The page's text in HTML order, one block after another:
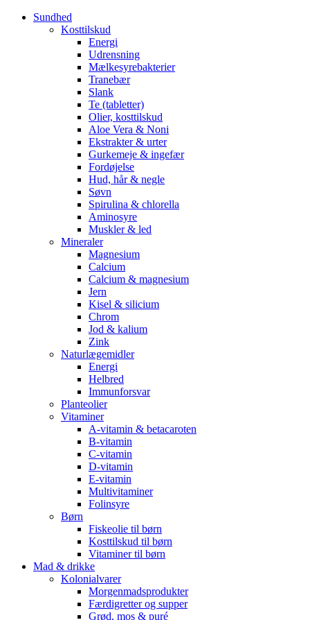
Sundhed
Kosttilskud
Energi
Udrensning
Mælkesyrebakterier
Tranebær
Slank
Te (tabletter)
Olier, kosttilskud
Aloe Vera & Noni
Ekstrakter & urter
Gurkemeje & ingefær
Fordøjelse
Hud, hår & negle
Søvn
Spirulina & chlorella
Aminosyre
Muskler & led
Mineraler
Magnesium
Calcium
Calcium & magnesium
Jern
Kisel & silicium
Chrom
Jod & kalium
Zink
Naturlægemidler
Energi
Helbred
Immunforsvar
Planteolier
Vitaminer
A-vitamin & betacaroten
B-vitamin
C-vitamin
D-vitamin
E-vitamin
Multivitaminer
Folinsyre
Børn
Fiskeolie til børn
Kosttilskud til børn
Vitaminer til børn
Mad & drikke
Kolonialvarer
Morgenmadsprodukter
Færdigretter og supper
Grød, mos & puré